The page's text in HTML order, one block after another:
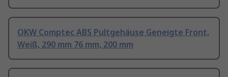
OKW Comptec ABS Pultgehäuse Geneigte Front,
Weiß, 290 mm 76 mm, 200 mm